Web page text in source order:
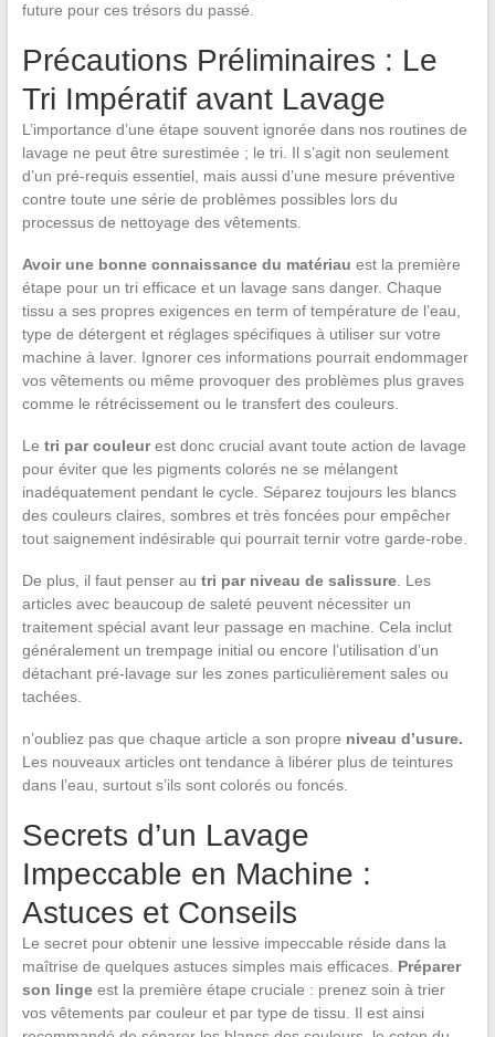
future pour ces trésors du passé.
Précautions Préliminaires : Le
Tri Impératif avant Lavage
L’importance d’une étape souvent ignorée dans nos routines de
lavage ne peut être surestimée ; le tri. Il s’agit non seulement
d’un pré-requis essentiel, mais aussi d’une mesure préventive
contre toute une série de problèmes possibles lors du
processus de nettoyage des vêtements.
Avoir une bonne connaissance du matériau est la première
étape pour un tri efficace et un lavage sans danger. Chaque
tissu a ses propres exigences en term of température de l’eau,
type de détergent et réglages spécifiques à utiliser sur votre
machine à laver. Ignorer ces informations pourrait endommager
vos vêtements ou même provoquer des problèmes plus graves
comme le rétrécissement ou le transfert des couleurs.
Le tri par couleurest donc crucial avant toute action de lavage
pour éviter que les pigments colorés ne se mélangent
inadéquatement pendant le cycle. Séparez toujours les blancs
des couleurs claires, sombres et très foncées pour empêcher
tout saignement indésirable qui pourrait ternir votre garde-robe.
De plus, il faut penser au tri par niveau de salissure. Les
articles avec beaucoup de saleté peuvent nécessiter un
traitement spécial avant leur passage en machine. Cela inclut
généralement un trempage initial ou encore l’utilisation d’un
détachant pré-lavage sur les zones particulièrement sales ou
tachées.
n’oubliez pas que chaque article a son propre niveau d’usure.
Les nouveaux articles ont tendance à libérer plus de teintures
dans l’eau, surtout s’ils sont colorés ou foncés.
Secrets d’un Lavage
Impeccable en Machine :
Astuces et Conseils
Le secret pour obtenir une lessive impeccable réside dans la
maîtrise de quelques astuces simples mais efficaces. Préparer
son lingeest la première étape cruciale : prenez soin à trier
vos vêtements par couleur et par type de tissu. Il est ainsi